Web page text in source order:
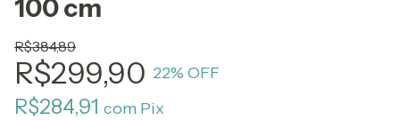
100 cm
R$384,89
R$299,90 22% OFF
R$284,91 com Pix